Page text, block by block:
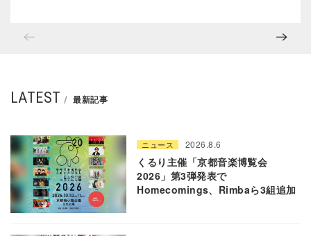
LATEST 最新記事
ニュース 2026.8.6
くるり主催「京都音楽博覧会
2026」第3弾発表で
Homecomings、Rimbaら3組追加